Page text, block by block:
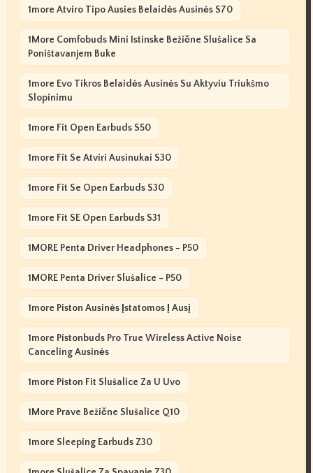
1more Atviro Tipo Ausies Belaidės Ausinės S70
1More Comfobuds Mini Istinske Bežične Slušalice Sa
Poništavanjem Buke
1more Evo Tikros Belaidės Ausinės Su Aktyviu Triukšmo
Slopinimu
1more Fit Open Earbuds S50
1more Fit Se Atviri Ausinukai S30
1more Fit Se Open Earbuds S30
1more Fit SE Open Earbuds S31
1MORE Penta Driver Headphones - P50
1MORE Penta Driver Slušalice - P50
1more Piston Ausinės Įstatomos Į Ausį
1more Pistonbuds Pro True Wireless Active Noise
Canceling Ausinės
1more Piston Fit Slušalice Za U Uvo
1More Prave Bežične Slušalice Q10
1more Sleeping Earbuds Z30